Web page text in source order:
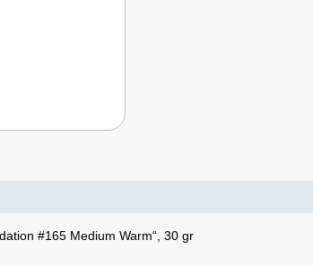
#165 Medium Warm“, 30 gr